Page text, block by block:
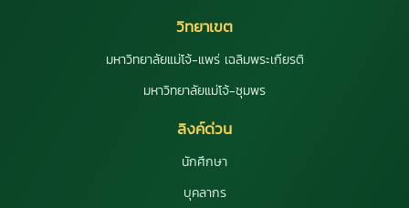
วิทยาเขต
มหาวิทยาลัยแม่โจ้-แพร่ เฉลิมพระเกียรติ
มหาวิทยาลัยแม่โจ้-ชุมพร
ลิงค์ด่วน
นักศึกษา
บุคลากร